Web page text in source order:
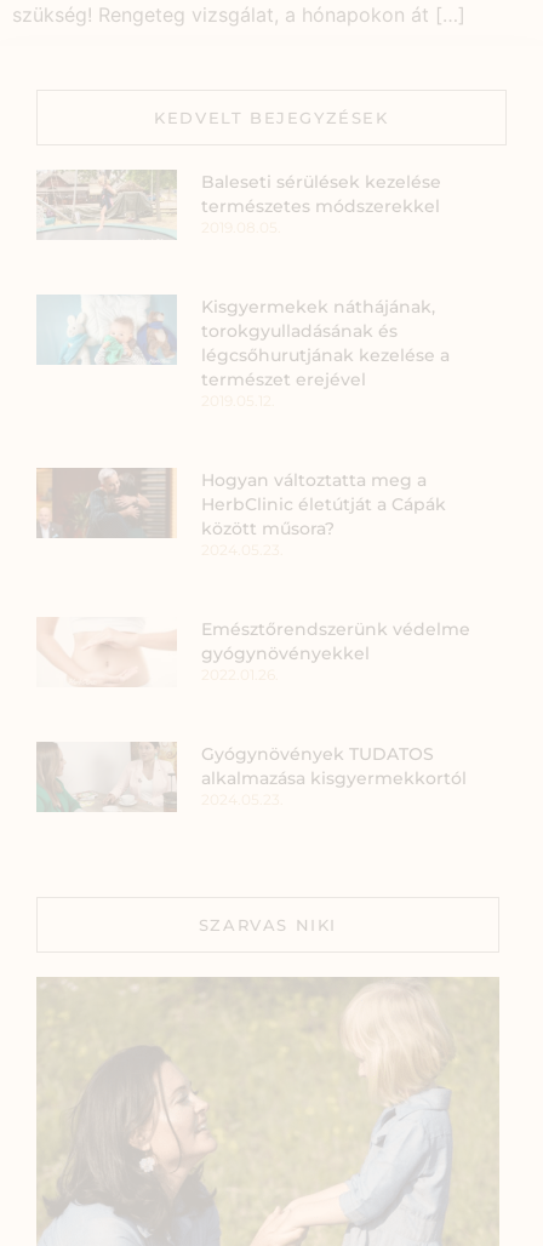
szükség! Rengeteg vizsgálat, a hónapokon át […]
KEDVELT BEJEGYZÉSEK
Baleseti sérülések kezelése
természetes módszerekkel
Kisgyermekek náthájának,
torokgyulladásának és
légcsőhurutjának kezelése a
természet erejével
Hogyan változtatta meg a
HerbClinic életútját a Cápák
között műsora?
Emésztőrendszerünk védelme
gyógynövényekkel
Gyógynövények TUDATOS
alkalmazása kisgyermekkortól
SZARVAS NIKI